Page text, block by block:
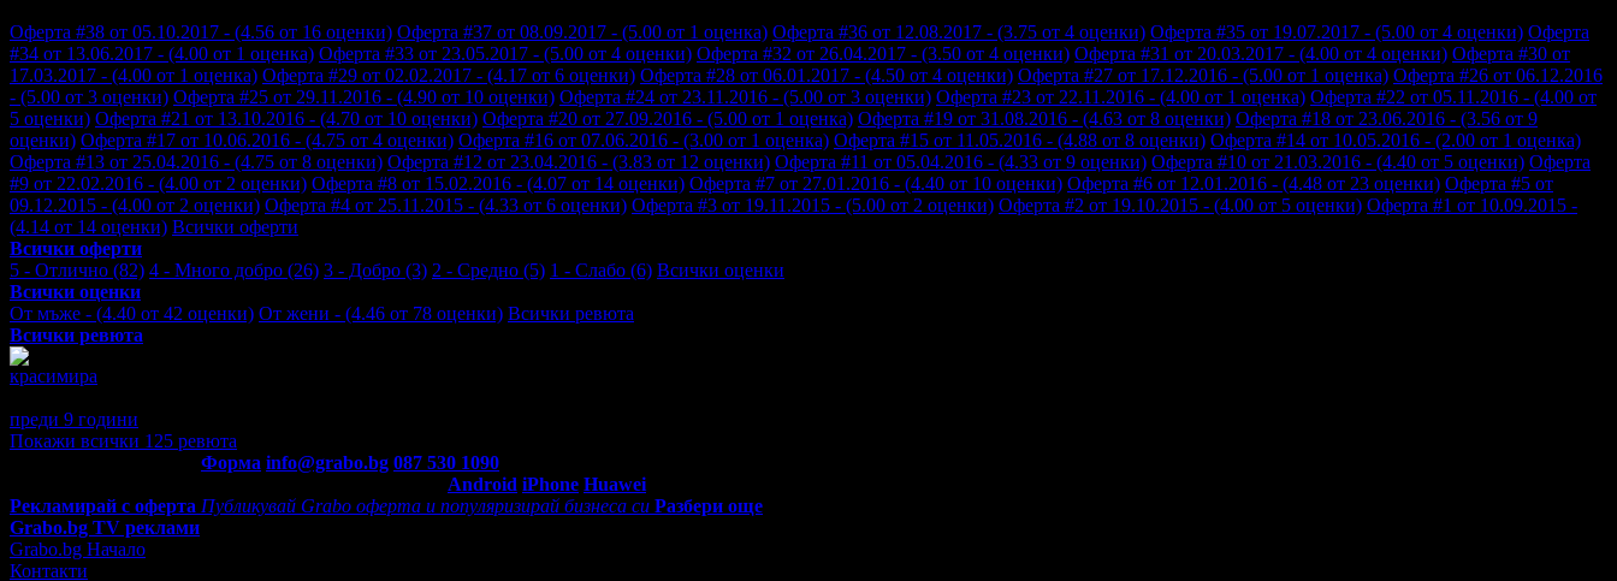
Оферта #38 от 05.10.2017 - (4.56 от 16 оценки) Оферта #37 от 08.09.2017 - (5.00 от 1 оценка) Оферта #36 от 12.08.2017 - (3.75 от 4 оценки) Оферта #35 от 19.07.2017 - (5.00 от 4 оценки) Оферта
#34 от 13.06.2017 - (4.00 от 1 оценка) Оферта #33 от 23.05.2017 - (5.00 от 4 оценки) Оферта #32 от 26.04.2017 - (3.50 от 4 оценки) Оферта #31 от 20.03.2017 - (4.00 от 4 оценки) Оферта #30 от
17.03.2017 - (4.00 от 1 оценка) Оферта #29 от 02.02.2017 - (4.17 от 6 оценки) Оферта #28 от 06.01.2017 - (4.50 от 4 оценки) Оферта #27 от 17.12.2016 - (5.00 от 1 оценка) Оферта #26 от 06.12.2016
- (5.00 от 3 оценки) Оферта #25 от 29.11.2016 - (4.90 от 10 оценки) Оферта #24 от 23.11.2016 - (5.00 от 3 оценки) Оферта #23 от 22.11.2016 - (4.00 от 1 оценка) Оферта #22 от 05.11.2016 - (4.00 от
5 оценки) Оферта #21 от 13.10.2016 - (4.70 от 10 оценки) Оферта #20 от 27.09.2016 - (5.00 от 1 оценка) Оферта #19 от 31.08.2016 - (4.63 от 8 оценки) Оферта #18 от 23.06.2016 - (3.56 от 9
оценки) Оферта #17 от 10.06.2016 - (4.75 от 4 оценки) Оферта #16 от 07.06.2016 - (3.00 от 1 оценка) Оферта #15 от 11.05.2016 - (4.88 от 8 оценки) Оферта #14 от 10.05.2016 - (2.00 от 1 оценка)
Оферта #13 от 25.04.2016 - (4.75 от 8 оценки) Оферта #12 от 23.04.2016 - (3.83 от 12 оценки) Оферта #11 от 05.04.2016 - (4.33 от 9 оценки) Оферта #10 от 21.03.2016 - (4.40 от 5 оценки) Оферта
#9 от 22.02.2016 - (4.00 от 2 оценки) Оферта #8 от 15.02.2016 - (4.07 от 14 оценки) Оферта #7 от 27.01.2016 - (4.40 от 10 оценки) Оферта #6 от 12.01.2016 - (4.48 от 23 оценки) Оферта #5 от
09.12.2015 - (4.00 от 2 оценки) Оферта #4 от 25.11.2015 - (4.33 от 6 оценки) Оферта #3 от 19.11.2015 - (5.00 от 2 оценки) Оферта #2 от 19.10.2015 - (4.00 от 5 оценки) Оферта #1 от 10.09.2015 -
(4.14 от 14 оценки) Всички оферти
Всички оферти
5 - Отлично (82) 4 - Много добро (26) 3 - Добро (3) 2 - Средно (5) 1 - Слабо (6) Всички оценки
Всички оценки
От мъже - (4.40 от 42 оценки) От жени - (4.46 от 78 оценки) Всички ревюта
Всички ревюта
красимира
преди 9 години
Покажи всички 125 ревюта
Форма info@grabo.bg 087 530 1090
Android iPhone Huawei
Рекламирай с оферта Публикувай Grabo оферта и популяризирай бизнеса си Разбери още
Grabo.bg TV реклами
Grabo.bg Начало
Контакти